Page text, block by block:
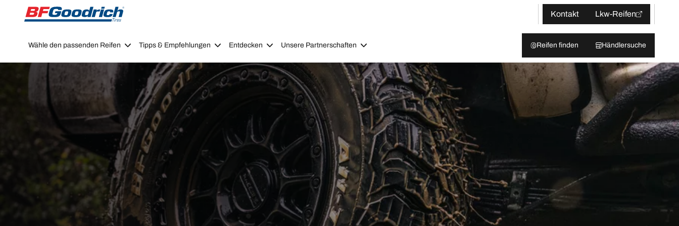
Go to page content
Go to page navigation
Kontakt
Lkw-Reifen
Wähle den passenden Reifen Tipps & Empfehlungen Entdecken Unsere Partnerschaften Reifen finden Händlersuche